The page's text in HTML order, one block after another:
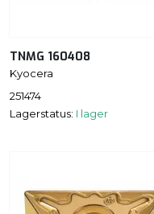
TNMG 160408
Kyocera
251474
Lagerstatus: I lager